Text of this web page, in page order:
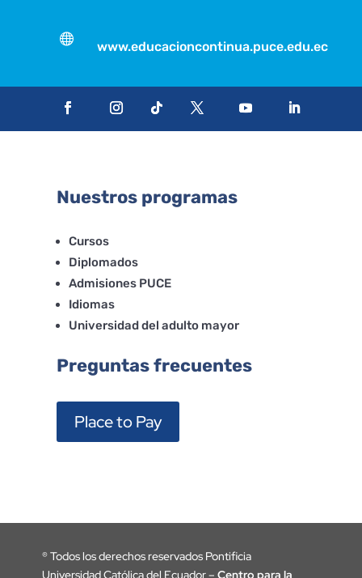

www.educacioncontinua.puce.edu.ec
Nuestros programas
Cursos
Diplomados
Admisiones PUCE
Idiomas
Universidad del adulto mayor
Preguntas frecuentes
Place to Pay
®Todos los derechos reservados Pontificia